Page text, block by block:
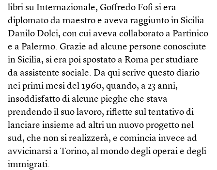
libri su Internazionale, Goffredo Fofi si era
diplomato da maestro e aveva raggiunto in Sicilia
Danilo Dolci, con cui aveva collaborato a Partinico
e a Palermo. Grazie ad alcune persone conosciute
in Sicilia, si era poi spostato a Roma per studiare
da assistente sociale. Da qui scrive questo diario
nei primi mesi del 1960, quando, a 23 anni,
insoddisfatto di alcune pieghe che stava
prendendo il suo lavoro, riflette sul tentativo di
lanciare insieme ad altri un nuovo progetto nel
sud, che non si realizzerà, e comincia invece ad
avvicinarsi a Torino, al mondo degli operai e degli
immigrati.